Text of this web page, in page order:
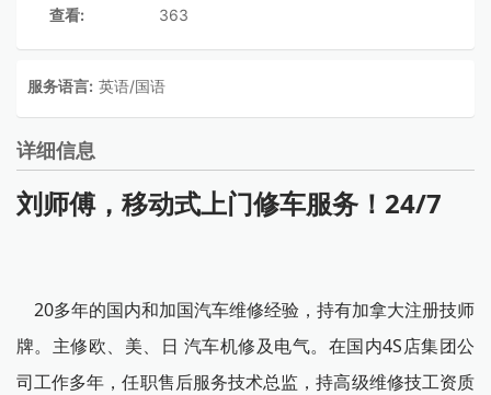
查看:
363
服务语言: 英语/国语
详细信息
刘师傅，移动式上门修车服务！24/7
20多年的国内和加国汽车维修经验，持有加拿大注册技师
牌。主修欧、美、日 汽车机修及电气。在国内4S店集团公
司工作多年，任职售后服务技术总监，持高级维修技工资质